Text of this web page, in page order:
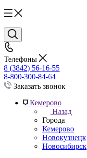
Телефоны
8 (3842) 56-16-55
8-800-300-84-64
Заказать звонок
Кемерово
Назад
Города
Кемерово
Новокузнецк
Новосибирск